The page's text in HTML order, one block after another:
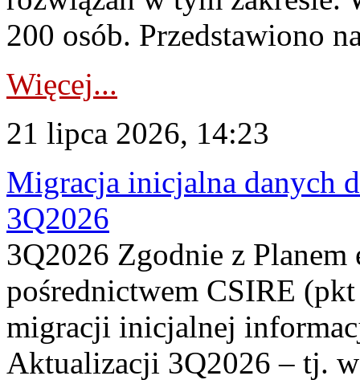
200 osób. Przedstawiono
Więcej...
21 lipca 2026, 14:23
Migracja inicjalna danych
3Q2026
3Q2026 Zgodnie z
pośrednictwem CSIRE
migracji inicjalnej
Aktualizacji 3Q2026 – tj.